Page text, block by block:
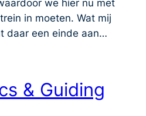
we hier nu met
in moeten. Wat mij
daar een einde aan…
& Guiding